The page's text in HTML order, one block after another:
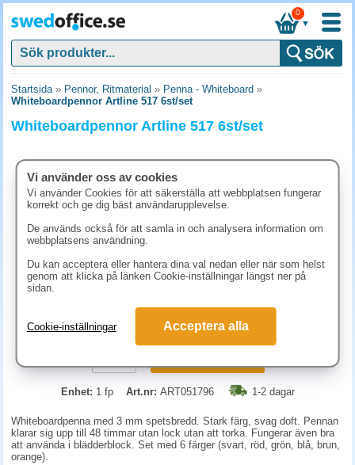
▼
0
Startsida» Pennor, Ritmaterial » Penna - Whiteboard »
Whiteboardpennor Artline 517 6st/set
Whiteboardpennor Artline 517 6st/set
123.80 kr (inkl. moms)
Enhet: 1 fp Art.nr: ART051796 1-2 dagar
Whiteboardpenna med 3 mm spetsbredd. Stark färg, svag doft. Pennan
klarar sig upp till 48 timmar utan lock utan att torka. Fungerar även bra
att använda i blädderblock. Set med 6 färger (svart, röd, grön, blå, brun,
orange).
Vi använder oss av cookies
Vi använder Cookies för att säkerställa att webbplatsen fungerar
korrekt och ge dig bäst användarupplevelse.
De används också för att samla in och analysera information om
webbplatsens användning.
Du kan acceptera eller hantera dina val nedan eller när som helst
genom att klicka på länken Cookie-inställningar längst ner på
sidan.
Cookie-inställningar Acceptera alla